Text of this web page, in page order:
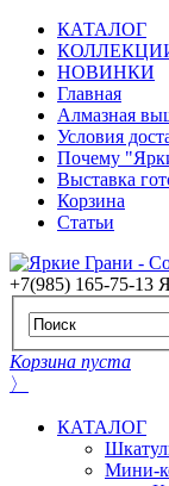
КАТАЛОГ
НОВИНКИ
Главная
Алмазная
Условия
Почему
Выставка
Корзина
Статьи
+7(985) 165-75-13
Корзина пуста
〉
КАТАЛОГ
Мини-